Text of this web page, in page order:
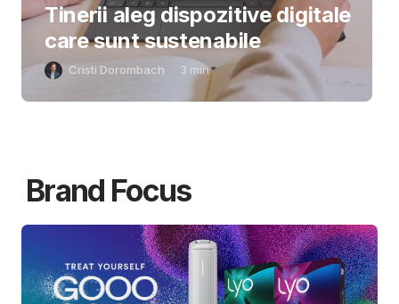
Tinerii aleg dispozitive digitale
care sunt sustenabile
Cristi Dorombach 3 min
Brand Focus